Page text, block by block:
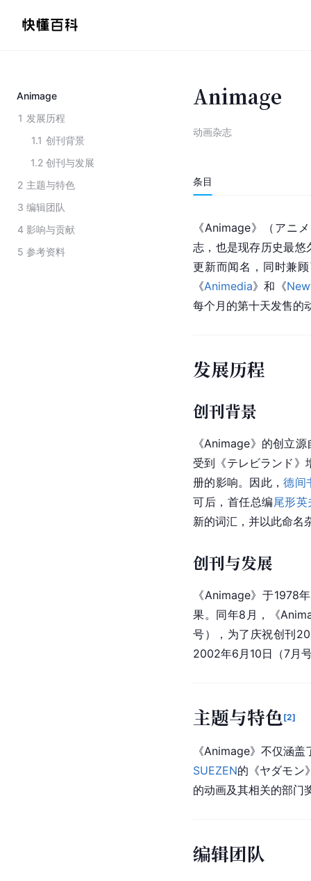
Animage
1 发展历程
1.1 创刊背景
1.2 创刊与发展
2 主题与特色
3 编辑团队
4 影响与贡献
5 参考资料
Animage
动画杂志
条目
《Animage》（アニ
志，也是现存历史最悠
更新而闻名，同时兼
《Animedia》和《
每个月的第十天发售的
发展历程
创刊背景
《Animage》的创立
受到《テレビランド
册的影响。因此，德间
可后，首任总编 尾形英
新的词汇，并以此命名
创刊与发展
《Animage》于1978
果。同年8月，《
号），为了庆祝创刊
2002年6月10日（7月
主题与特色 [2]
《Animage》不仅涵
SUEZEN的《ヤダモン
的动画及其相关的部门
编辑团队